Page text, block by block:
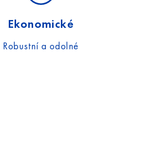
Ekonomické
Robustní a odolné